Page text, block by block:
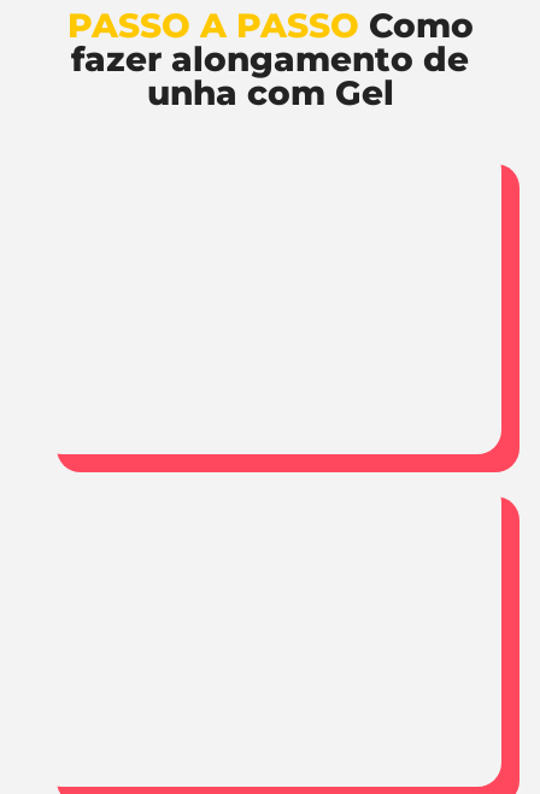
PASSO A PASSO Como
fazer alongamento de
unha com Gel